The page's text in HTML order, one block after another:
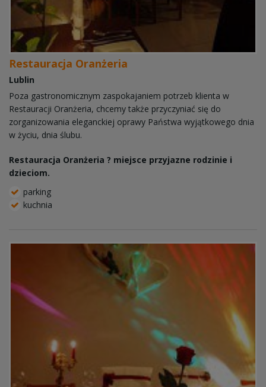
Restauracja Oranżeria
Lublin
Poza gastronomicznym zaspokajaniem potrzeb klienta w
Restauracji Oranżeria, chcemy także przyczyniać się do
zorganizowania eleganckiej oprawy Państwa wyjątkowego dnia
w życiu, dnia ślubu.
Restauracja Oranżeria ? miejsce przyjazne rodzinie i
dzieciom.
parking
kuchnia